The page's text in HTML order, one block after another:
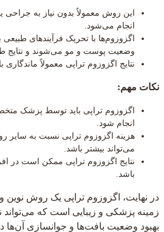
این روش معمولاً بدون نیاز به جراحی
انجام می‌شود.
اگزوزوم‌ها با تحریک فرآیندهای طبیعی
وضعیت پوست و مو می‌شوند و نتایج
نتایج اگزوزوم تراپی معمولاً ماندگاری
نکات مهم:
اگزوزوم تراپی باید توسط پزشک
انجام شود.
هزینه اگزوزوم تراپی نسبت به سایر
می‌تواند بیشتر باشد.
نتایج اگزوزوم تراپی ممکن است در
باشد.
در نهایت، اگزوزوم تراپی یک روش نوین و
زمینه پزشکی و زیبایی است که می‌تواند
بهبود وضعیت بافت‌ها و جوانسازی آن‌ها